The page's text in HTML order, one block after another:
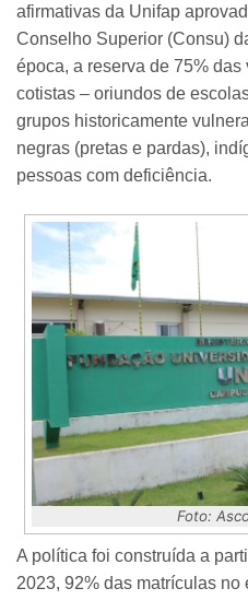
afirmativas da Unifap
Conselho Superior (Consu)
época, a reserva de 75%
cotistas – oriundos de
grupos historicamente
negras (pretas e pardas),
pessoas com deficiência.
Foto:
A política foi construída a
2023, 92% das matrículas no